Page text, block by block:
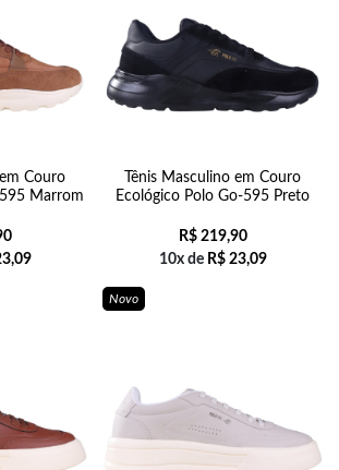
Couro
Marrom
Tênis Masculino em Couro
Ecológico Polo Go-595 Preto
R$219,90
10x de R$23,09
Novo